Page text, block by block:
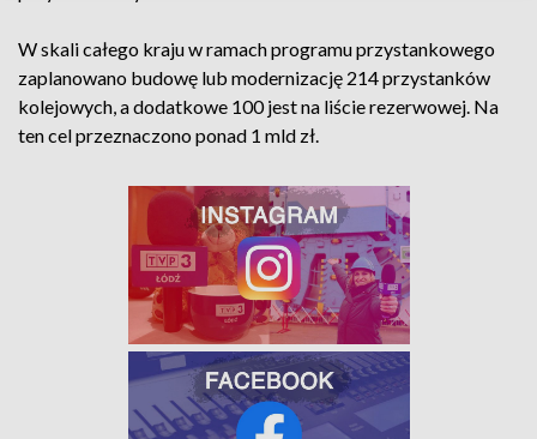
W skali całego kraju w ramach programu przystankowego
zaplanowano budowę lub modernizację 214 przystanków
kolejowych, a dodatkowe 100 jest na liście rezerwowej. Na
ten cel przeznaczono ponad 1 mld zł.